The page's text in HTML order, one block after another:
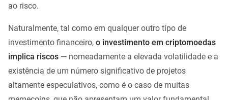
ao risco.
Naturalmente, tal como em qualquer outro tipo de
investimento financeiro, o investimento em criptomoedas
implica riscos — nomeadamente a elevada volatilidade e a
existência de um número significativo de projetos
altamente especulativos, como é o caso de muitas